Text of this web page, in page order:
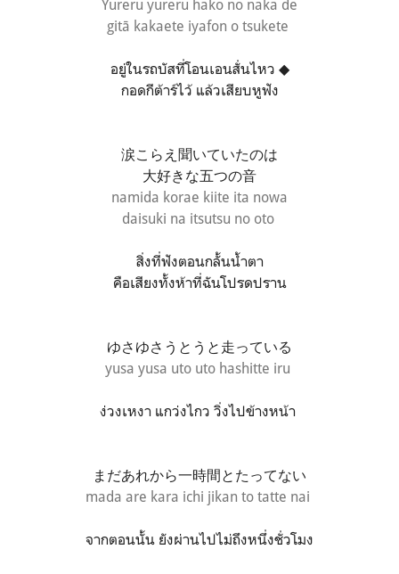
Yureru yureru hako no naka de
gitā kakaete iyafon o tsukete
อยู่ในรถบัสที่โอนเอนสั่นไหว ◆
กอดกีต้าร์ไว้ แล้วเสียบหูฟัง
涙こらえ聞いていたのは
大好きな五つの音
namida korae kiite ita nowa
daisuki na itsutsu no oto
สิ่งที่ฟังตอนกลั้นน้ำตา
คือเสียงทั้งห้าที่ฉันโปรดปราน
ゆさゆさうとうと走っている
yusa yusa uto uto hashitte iru
ง่วงเหงา แกว่งไกว วิ่งไปข้างหน้า
まだあれから一時間とたってない
mada are kara ichi jikan to tatte nai
จากตอนนั้น ยังผ่านไปไม่ถึงหนึ่งชั่วโมง